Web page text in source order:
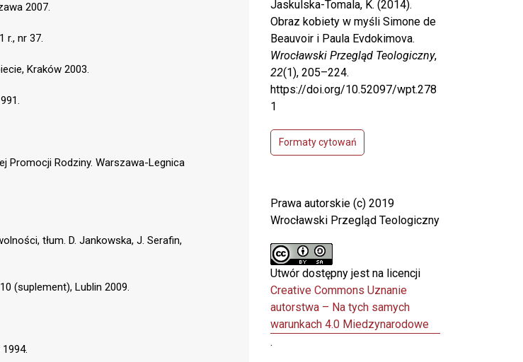
2007.
r., nr 37.
Kraków 2003.
Promocji Rodziny. Warszawa-Legnica
tłum. D. Jankowska, J. Serafin,
(suplement), Lublin 2009.
Jaskulska-Tomala, K. (2014).
Obraz kobiety w myśli Simone de
Beauvoir i Paula Evdokimova.
Wrocławski Przegląd Teologiczny,
22(1), 205–224.
https://doi.org/10.52097/wpt.278
1
Formaty cytowań
Prawa autorskie (c) 2019
Wrocławski Przegląd Teologiczny
Utwór dostępny jest na licencji
Creative Commons Uznanie
autorstwa – Na tych samych
warunkach 4.0 Miedzynarodowe
.